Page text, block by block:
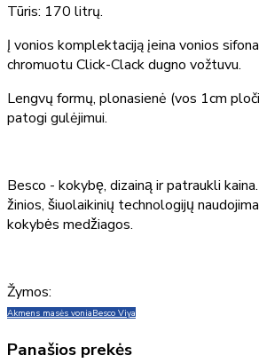
Tūris: 170 litrų.
Į vonios komplektaciją įeina vonios
chromuotu Click-Clack dugno vožtuvu.
Lengvų formų, plonasienė (vos 1cm
patogi gulėjimui.
Besco - kokybę, dizainą ir patraukli
žinios, šiuolaikinių technologijų
kokybės medžiagos.
Žymos:
Akmens masės voniaBesco Viya
Panašios prekės